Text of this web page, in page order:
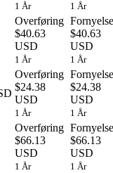
1 År 1 År
Overføring
$40.63
USD
1 År
Fornyelse
$40.63
USD
1 År
Overføring
$24.38
USD
1 År
Fornyelse
$24.38
USD
1 År
Overføring
$66.13
USD
1 År
Fornyelse
$66.13
USD
1 År